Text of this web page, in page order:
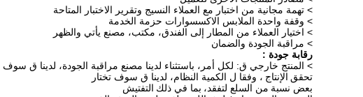
> تهمة مجانية من اختبار مع العملاء النسيج وتقرير الاختبار المتاحة
> وقفة واحدة الملابس الاكسسوارات حزمة الخدمة
> اختيار العملاء من المطار إلى الفندق، مكتب، مصنع يأتي والظهر
> مراقبة الجودة والضمان
رقابة جودة :
> المنتج خارجي ق: لكل أمر، باستثناء لدينا مصنع مراقبة الجودة، لدينا ق سوف
تحقق الإنتاج ، وفقا ل الكمية النظام، لدينا ق سوف تختار
بعض نسبة من السلع لتفقد، بما في ذلك التفتيش